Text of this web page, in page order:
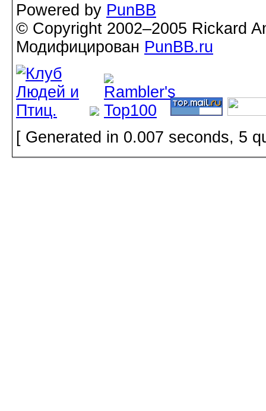
Powered by PunBB
© Copyright 2002–2005 Rickard
Модифицирован PunBB.ru
[ Generated in 0.007 seconds, 5